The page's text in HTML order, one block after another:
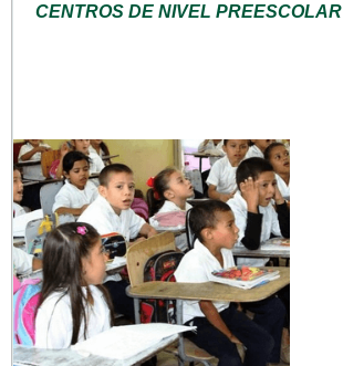
CENTROS DE NIVEL PREESCOLAR